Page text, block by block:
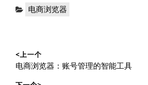
分
电商浏览器
章
导
<上一个
上
电商浏览器：账号管理的智能工具